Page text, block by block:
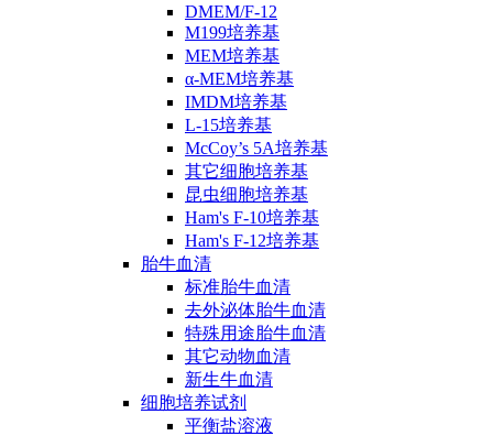
DMEM/F-12
M199培养基
MEM培养基
α-MEM培养基
IMDM培养基
L-15培养基
McCoy’s 5A培养基
其它细胞培养基
昆虫细胞培养基
Ham's F-10培养基
Ham's F-12培养基
胎牛血清
标准胎牛血清
去外泌体胎牛血清
特殊用途胎牛血清
其它动物血清
新生牛血清
细胞培养试剂
平衡盐溶液